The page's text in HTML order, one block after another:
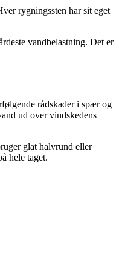
rygningssten har sit eget
vandbelastning. Det er
rådskader i spær og
ud over vindskedens
glat halvrund eller
hele taget.